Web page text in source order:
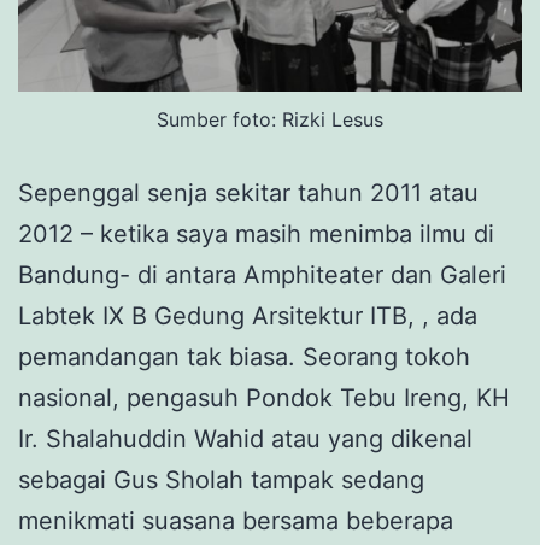
Sumber foto: Rizki Lesus
Sepenggal senja sekitar tahun 2011 atau
2012 – ketika saya masih menimba ilmu di
Bandung- di antara Amphiteater dan Galeri
Labtek IX B Gedung Arsitektur ITB, , ada
pemandangan tak biasa. Seorang tokoh
nasional, pengasuh Pondok Tebu Ireng, KH
Ir. Shalahuddin Wahid atau yang dikenal
sebagai Gus Sholah tampak sedang
menikmati suasana bersama beberapa